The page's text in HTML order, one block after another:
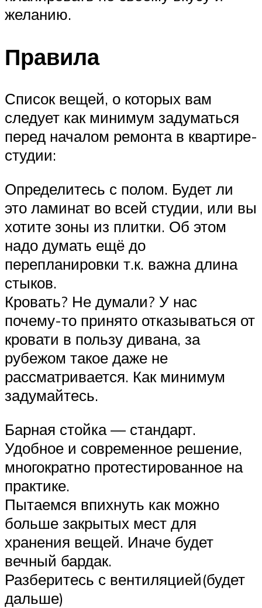
желанию.
Правила
Список вещей, о которых вам
следует как минимум задуматься
перед началом ремонта в квартире-
студии:
Определитесь с полом. Будет ли
это ламинат во всей студии, или вы
хотите зоны из плитки. Об этом
надо думать ещё до
перепланировки т.к. важна длина
стыков.
Кровать? Не думали? У нас
почему-то принято отказываться от
кровати в пользу дивана, за
рубежом такое даже не
рассматривается. Как минимум
задумайтесь.
Барная стойка — стандарт.
Удобное и современное решение,
многократно протестированное на
практике.
Пытаемся впихнуть как можно
больше закрытых мест для
хранения вещей. Иначе будет
вечный бардак.
Разберитесь с вентиляцией(будет
дальше)